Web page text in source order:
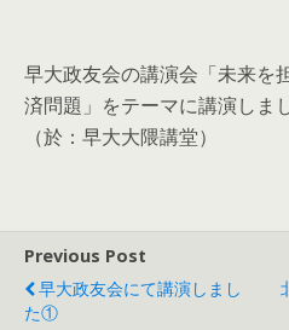
早大政友会の講演会「未来を
済問題」をテーマに講演しまし
（於：早大大隈講堂）
Previous Post
早大政友会にて講演しまし
た①